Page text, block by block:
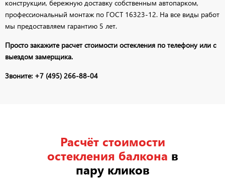
конструкции, бережную доставку собственным автопарком,
профессиональный монтаж по ГОСТ 16323-12. На все виды работ
мы предоставляем гарантию 5 лет.
Просто закажите расчет стоимости остекления по телефону или с
выездом замерщика.
Звоните: +7 (495) 266-88-04
Расчёт стоимости
остекления балкона в
пару кликов